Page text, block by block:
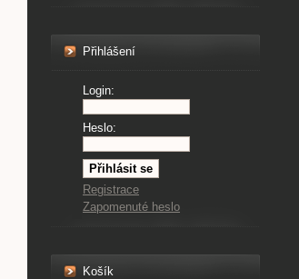
Přihlášení
Login:
Heslo:
Registrace
Zapomenuté heslo
Košík